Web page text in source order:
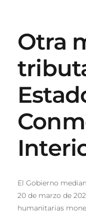
Otra
El Gobierno
20 de marzo de
humanitarias